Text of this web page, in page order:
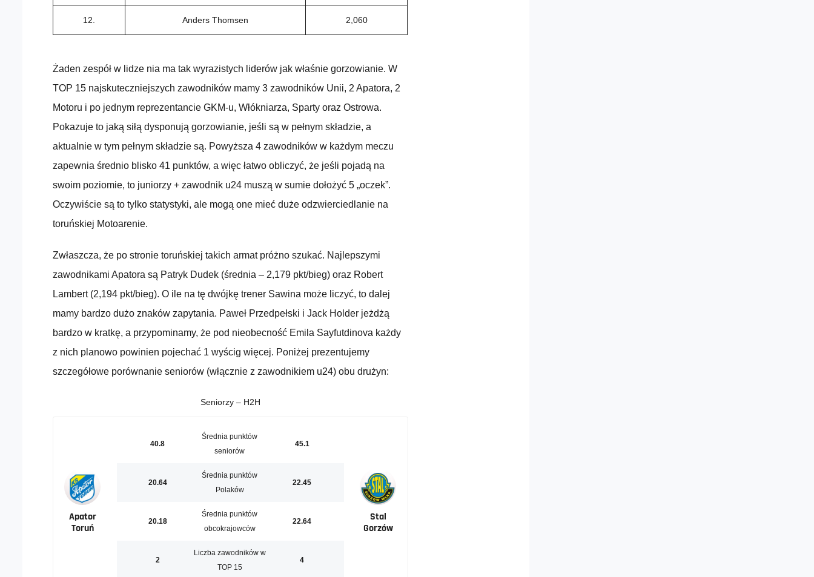
12. Anders Thomsen 2,060
Żaden zespół w lidze nia ma tak wyrazistych liderów jak właśnie gorzowianie. W
TOP 15 najskuteczniejszych zawodników mamy 3 zawodników Unii, 2 Apatora, 2
Motoru i po jednym reprezentancie GKM-u, Włókniarza, Sparty oraz Ostrowa.
Pokazuje to jaką siłą dysponują gorzowianie, jeśli są w pełnym składzie, a
aktualnie w tym pełnym składzie są. Powyższa 4 zawodników w każdym meczu
zapewnia średnio blisko 41 punktów, a więc łatwo obliczyć, że jeśli pojadą na
swoim poziomie, to juniorzy + zawodnik u24 muszą w sumie dołożyć 5 „oczek”.
Oczywiście są to tylko statystyki, ale mogą one mieć duże odzwierciedlanie na
toruńskiej Motoarenie.
Zwłaszcza, że po stronie toruńskiej takich armat próżno szukać. Najlepszymi
zawodnikami Apatora są Patryk Dudek (średnia – 2,179 pkt/bieg) oraz Robert
Lambert (2,194 pkt/bieg). O ile na tę dwójkę trener Sawina może liczyć, to dalej
mamy bardzo dużo znaków zapytania. Paweł Przedpełski i Jack Holder jeżdżą
bardzo w kratkę, a przypominamy, że pod nieobecność Emila Sayfutdinova każdy
z nich planowo powinien pojechać 1 wyścig więcej. Poniżej prezentujemy
szczegółowe porównanie seniorów (włącznie z zawodnikiem u24) obu drużyn:
Seniorzy – H2H
Apator
Toruń
Stal
Gorzów
40.8
Średnia punktów
seniorów
45.1
20.64
Średnia punktów
Polaków
22.45
20.18
Średnia punktów
obcokrajowców
22.64
2
Liczba zawodników w
TOP 15
4